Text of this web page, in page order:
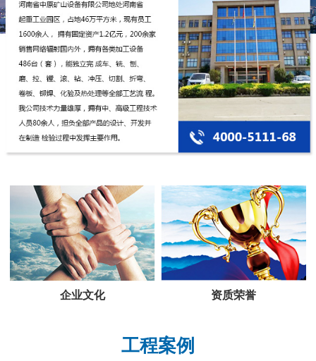
企业文化 资质荣誉
工程案例